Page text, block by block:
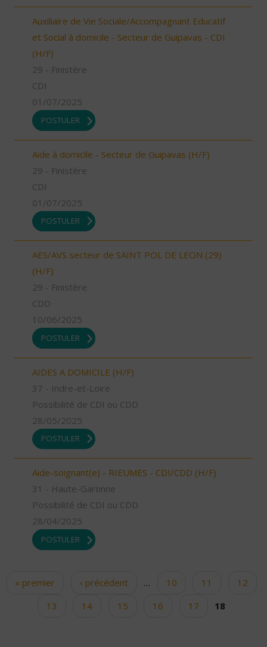
Auxiliaire de Vie Sociale/Accompagnant Educatif
et Social à domicile - Secteur de Guipavas - CDI
(H/F)
29 - Finistère
CDI
01/07/2025
POSTULER
Aide à domicile - Secteur de Guipavas (H/F)
29 - Finistère
CDI
01/07/2025
POSTULER
AES/AVS secteur de SAINT POL DE LEON (29)
(H/F)
29 - Finistère
CDD
10/06/2025
POSTULER
AIDES A DOMICILE (H/F)
37 - Indre-et-Loire
Possibilité de CDI ou CDD
28/05/2025
POSTULER
Aide-soignant(e) - RIEUMES - CDI/CDD (H/F)
31 - Haute-Garonne
Possibilité de CDI ou CDD
28/04/2025
POSTULER
Pages
« premier ‹ précédent … 10 11
12
13
14 15 16 17 18